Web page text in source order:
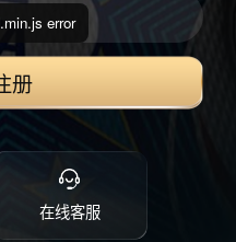
册
在线客服
error